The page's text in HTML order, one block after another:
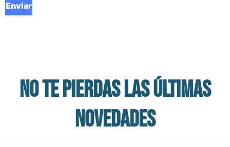
No te pierdas las últimas
novedades